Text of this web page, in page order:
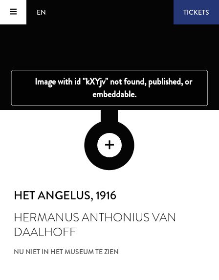
EN TICKETS
HET ANGELUS, 1916
HERMANUS ANTHONIUS VAN
DAALHOFF
NU NIET IN HET MUSEUM TE ZIEN